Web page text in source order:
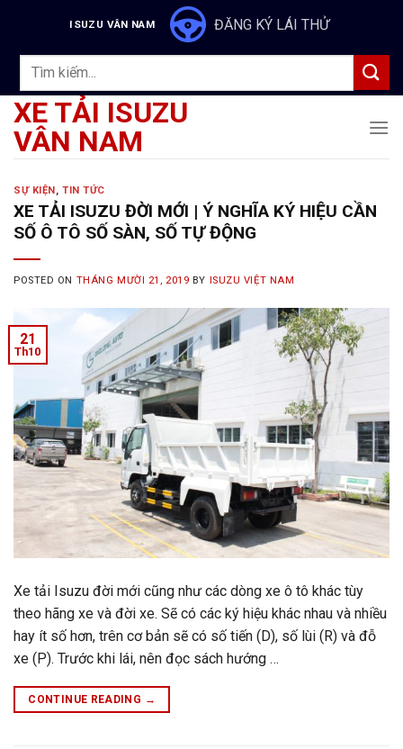
content
ISUZU VÂN NAM ĐĂNG KÝ LÁI THỬ
Tìm
XE TẢI ISUZU
VÂN NAM
SỰ KIỆN,TIN TỨC
XE TẢI ISUZU ĐỜI MỚI | Ý NGHĨA KÝ HIỆU CẦN
SỐ Ô TÔ SỐ SÀN, SỐ TỰ ĐỘNG
POSTED ON THÁNG MƯỜI 21, 2019 BY ISUZU VIỆT NAM
21
Th10
Xe tải Isuzu đời mới cũng như các dòng xe ô tô khác tùy
theo hãng xe và đời xe. Sẽ có các ký hiệu khác nhau và nhiều
hay ít số hơn, trên cơ bản sẽ có số tiến (D), số lùi (R) và đỗ
xe (P). Trước khi lái, nên đọc sách hướng …
CONTINUE READING →